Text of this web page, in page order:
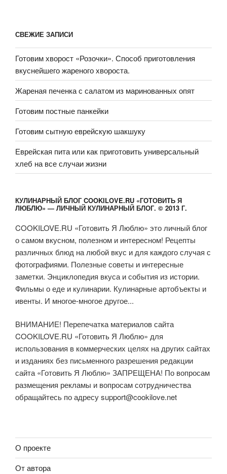
СВЕЖИЕ ЗАПИСИ
Готовим хворост «Розочки». Способ приготовления
вкуснейшего жареного хвороста.
Жареная печенка с салатом из маринованных опят
Готовим постные панкейки
Готовим сытную еврейскую шакшуку
Еврейская пита или как приготовить универсальный
хлеб на все случаи жизни
КУЛИНАРНЫЙ БЛОГ COOKILOVE.RU «ГОТОВИТЬ Я
ЛЮБЛЮ» — ЛИЧНЫЙ КУЛИНАРНЫЙ БЛОГ. © 2013 Г.
COOKILOVE.RU «Готовить Я Люблю» это личный блог
о самом вкусном, полезном и интересном! Рецепты
различных блюд на любой вкус и для каждого случая с
фотографиями. Полезные советы и интересные
заметки. Энциклопедия вкуса и события из истории.
Фильмы о еде и кулинарии. Кулинарные артобъекты и
ивенты. И многое-многое другое...
ВНИМАНИЕ! Перепечатка материалов сайта
COOKILOVE.RU «Готовить Я Люблю» для
использования в коммерческих целях на других сайтах
и изданиях без письменного разрешения редакции
сайта «Готовить Я Люблю» ЗАПРЕЩЕНА! По вопросам
размещения рекламы и вопросам сотрудничества
обращайтесь по адресуsupport@cookilove.net
О проекте
От автора